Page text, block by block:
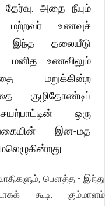
அதை நீயும்
உணவுச்
இந்த தலையீடு
மனித உணவிலும்
மறுக்கின்ற
குழிதோண்டிப்
ஒரு
இன-மத
பௌத்த - இந்து
கூடி, கும்மாளம்